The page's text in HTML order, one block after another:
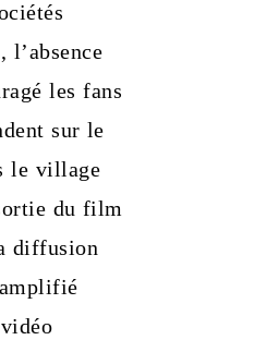
l’absence
les fans
sur le
le village
du film
diffusion